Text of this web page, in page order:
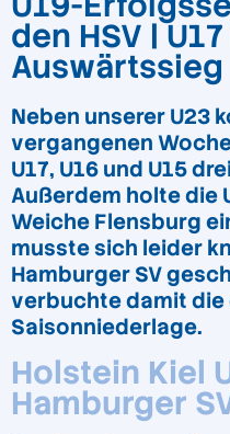
den HSV |
Auswärtssieg
Neben unserer U23
vergangenen
U17, U16 und U15
Außerdem holte die
Weiche Flensburg
musste sich leider
Hamburger SV
verbuchte damit die
Saisonniederlage.
Holstein Kiel
Hamburger